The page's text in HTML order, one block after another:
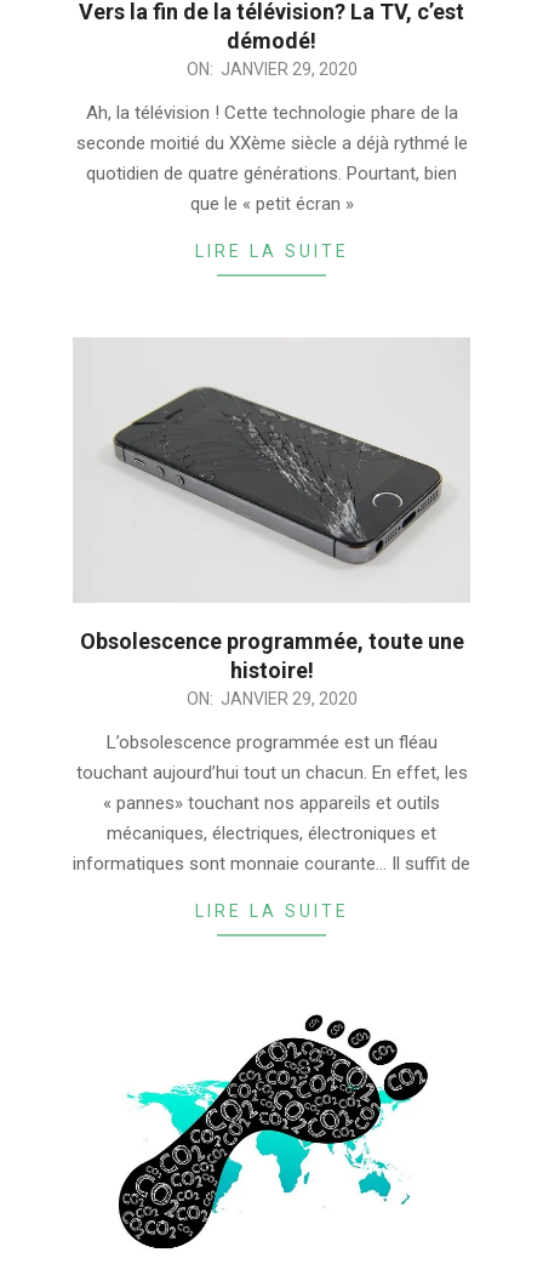
Vers la fin de la télévision? La TV, c’est
démodé!
ON: JANVIER 29, 2020
Ah, la télévision ! Cette technologie phare de la
seconde moitié du XXème siècle a déjà rythmé le
quotidien de quatre générations. Pourtant, bien
que le « petit écran »
LIRE LA SUITE
Obsolescence programmée, toute une
histoire!
ON: JANVIER 29, 2020
L’obsolescence programmée est un fléau
touchant aujourd’hui tout un chacun. En effet, les
« pannes» touchant nos appareils et outils
mécaniques, électriques, électroniques et
informatiques sont monnaie courante… Il suffit de
LIRE LA SUITE